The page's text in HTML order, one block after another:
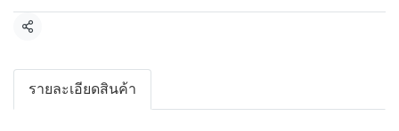
แชร์
รายละเอียดสินค้า